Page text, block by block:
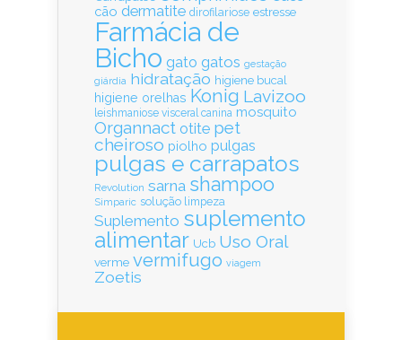
cão dermatite dirofilariose estresse
Farmácia de
Bicho gato gatos gestação
giárdia hidratação higiene bucal
higiene orelhas Konig Lavizoo
leishmaniose visceral canina mosquito
Organnact otite pet
cheiroso piolho pulgas
pulgas e carrapatos
Revolution sarna shampoo
Simparic solução limpeza
Suplemento suplemento
alimentar Ucb Uso Oral
verme vermifugo viagem
Zoetis